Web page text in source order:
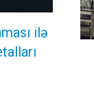
ilə